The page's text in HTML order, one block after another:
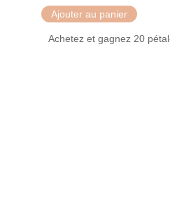
Ajouter au panier
Achetez et gagnez 20